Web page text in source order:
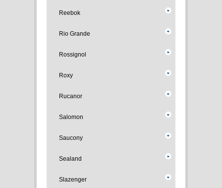
Reebok
Rio Grande
Rossignol
Roxy
Rucanor
Salomon
Saucony
Sealand
Slazenger